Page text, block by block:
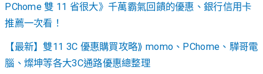
PChome 雙 11 省很大》千萬霸氣回饋的優惠、銀行信用卡
推薦一次看！
【最新】雙11 3C 優惠購買攻略⟫ momo、PChome、驊哥電
腦、燦坤等各大3C通路優惠總整理